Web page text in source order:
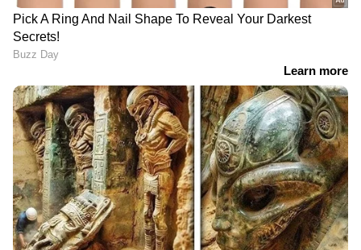
DOWNLOAD APP
RECOMMENDED STORIES